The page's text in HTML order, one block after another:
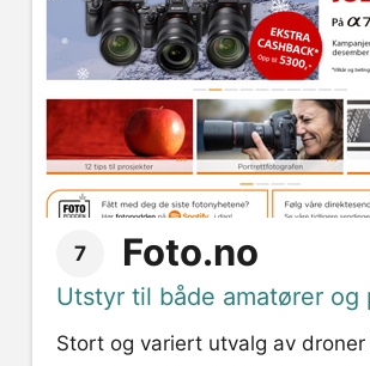
7 Foto.no
Utstyr til både amatører og
Stort og variert utvalg av droner